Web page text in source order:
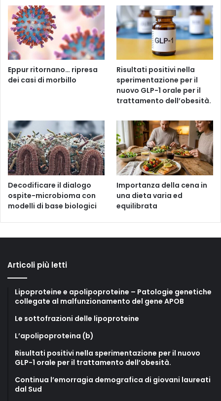
Eppur ritornano… ripresa
dei casi di morbillo
Risultati positivi nella
sperimentazione per il
nuovo GLP-1 orale per il
trattamento dell’obesità.
Decodificare il dialogo
ospite-microbioma con
modelli di base biologici
Importanza della cena in
una dieta varia ed
equilibrata
Articoli più letti
Lipoproteine e apolipoproteine – Patologie genetiche
collegate al malfunzionamento del gene APOB
Le sottofrazioni delle lipoproteine
L’apolipoproteina (b)
Risultati positivi nella sperimentazione per il nuovo
GLP-1 orale per il trattamento dell’obesità.
Continua l’emorragia demografica di giovani laureati
dal Sud